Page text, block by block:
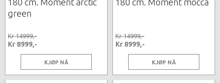
180 cm. Moment arctic
green
Kr 14999,-
Kr 8999,-
KJØP NÅ
180 cm. Moment mocca
Kr 14999,-
Kr 8999,-
KJØP NÅ